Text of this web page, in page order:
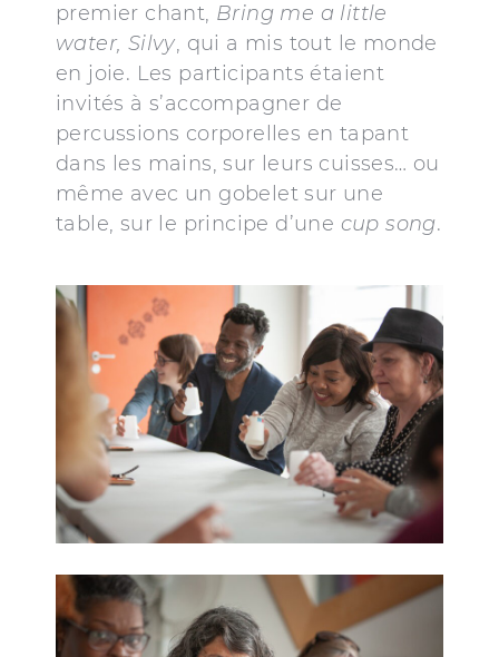
premier chant, Bring me a little
water, Silvy, qui a mis tout le monde
en joie. Les participants étaient
invités à s’accompagner de
percussions corporelles en tapant
dans les mains, sur leurs cuisses… ou
même avec un gobelet sur une
table, sur le principe d’une cup song.